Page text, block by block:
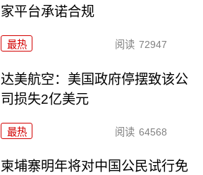
家平台承诺合规
最热 阅读 72947
达美航空：美国政府停摆致该公
司损失2亿美元
最热 阅读 64568
柬埔寨明年将对中国公民试行免